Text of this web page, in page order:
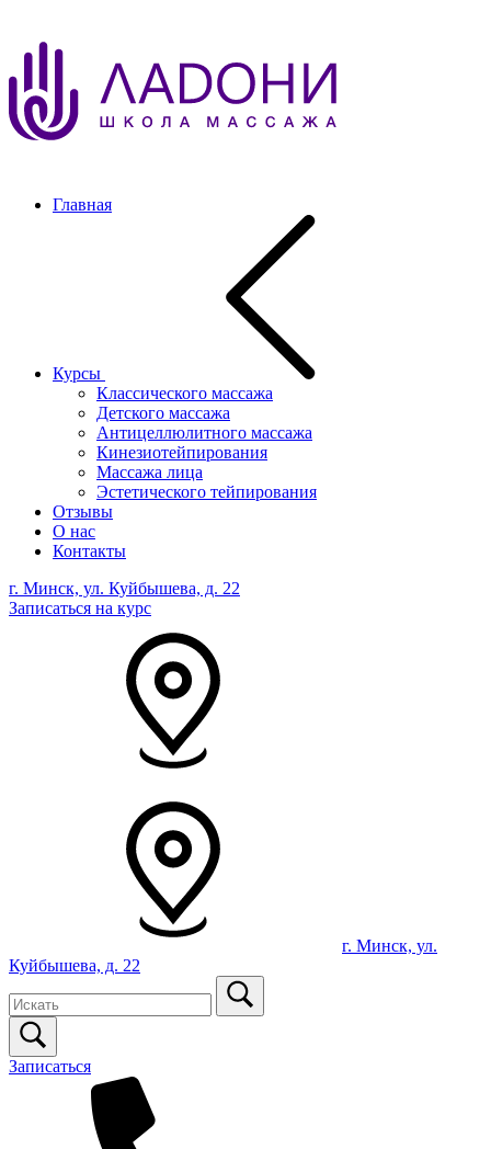
Главная
Курсы
Классического массажа
Детского массажа
Антицеллюлитного массажа
Кинезиотейпирования
Массажа лица
Эстетического тейпирования
Отзывы
О нас
Контакты
г. Минск, ул. Куйбышева, д. 22
Записаться на курс
г. Минск, ул.
Куйбышева, д. 22
Записаться